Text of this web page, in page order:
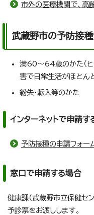
市外の医療機関で、高
武蔵野市の予防接
満60～64歳のかた（ヒ
害で日常生活がほとん
紛失・転入等のかた
インターネットで申請す
予防接種の申請フォー
窓口で申請する場合
健康課（武蔵野市立保健セ
予診票をお渡しします。